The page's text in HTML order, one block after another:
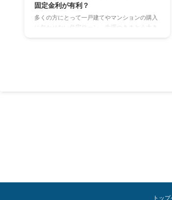
固定金利が有利？
多くの方にとって一戸建てやマンションの購入
に欠かせない住宅ローン。生涯つきまとう大き
な決断なので後悔したくないですよね。住宅ロ
トッ